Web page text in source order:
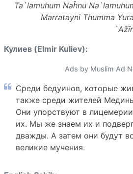
Ta`lamuhum Naĥnu
Marratayni Thumma
Кулиев (Elmir Kuliev):
Ads by Muslim Ad
Среди бедуинов, которые
также среди жителей
Они упорствуют в
их. Мы же знаем их и
дважды. А затем они будут
великие мучения.